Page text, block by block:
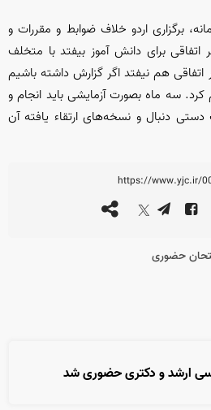
برگزاری اردو خلاف ضوابط و مقررات و
برای دانش آموز بیفتد با متخلف
هم نیفتد اگر گزارش داشته باشیم
سه ماه بصورت آزمایشی باید انجام و
دنبال و نسخه‌های ارتقاء یافته آن
حضوری
ارشد و دکتری حضوری شد